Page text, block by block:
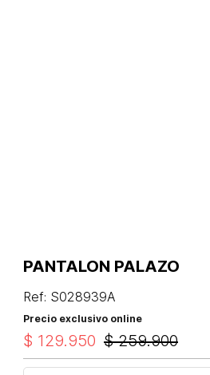
PANTALON PALAZO
Ref: S028939A
Precio exclusivo online
$ 259.900
$ 129.950